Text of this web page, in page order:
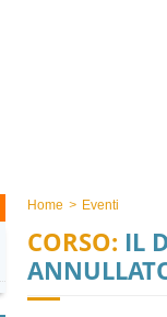
Home > Eventi
CORSO: IL